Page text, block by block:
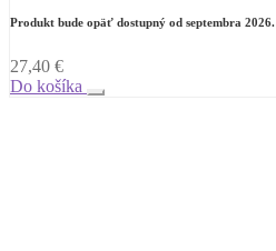
Produkt bude opäť dostupný od septembra 2026.
27,40 €
Do košíka